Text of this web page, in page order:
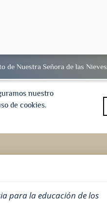
de Nuestra Señora de las Nieves
nuestro
de cookies.
para la educación de los